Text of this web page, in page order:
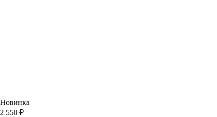
Новинка
2 550 ₽